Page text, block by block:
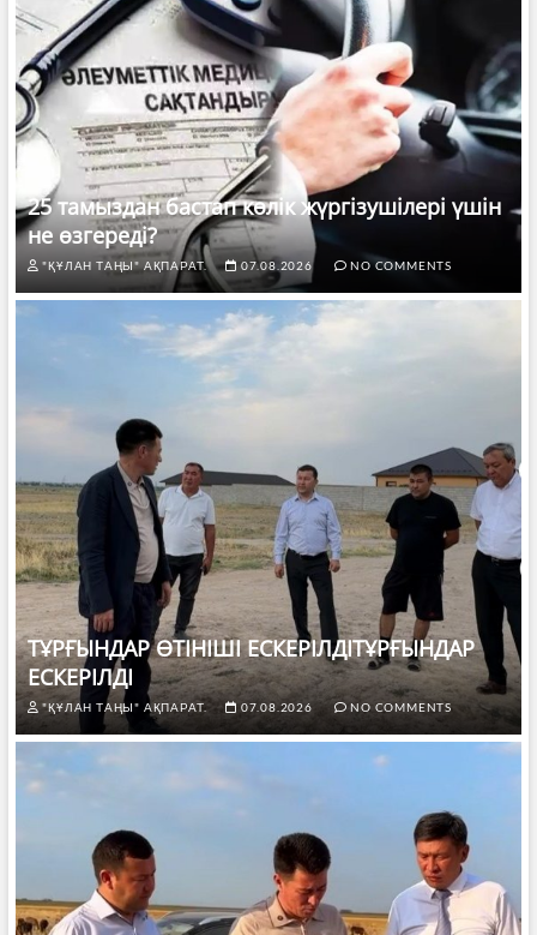
25 тамыздан бастап көлік жүргізушілері үшін
не өзгереді?
"ҚҰЛАН ТАҢЫ" АҚПАРАТ. 07.08.2026 NO COMMENTS
ТҰРҒЫНДАР ӨТІНІШІ ЕСКЕРІЛДІТҰРҒЫНДАР
ЕСКЕРІЛДІ
"ҚҰЛАН ТАҢЫ" АҚПАРАТ. 07.08.2026 NO COMMENTS